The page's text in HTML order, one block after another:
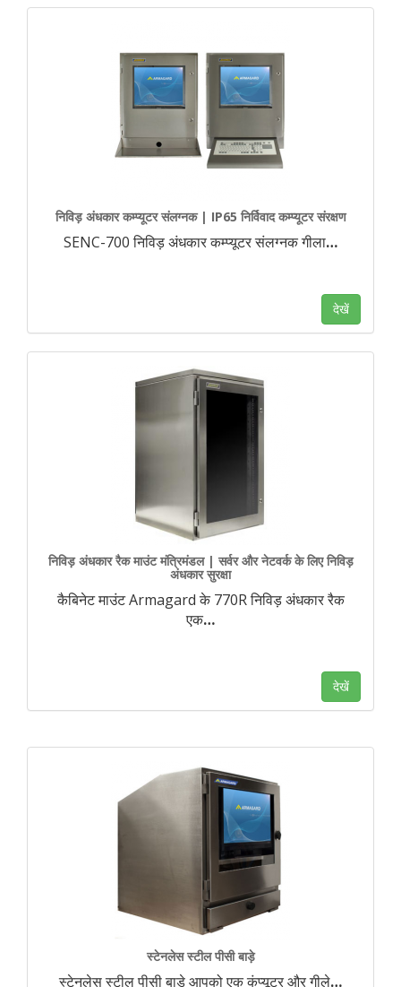
निविड़ अंधकार कम्प्यूटर संलग्नक | IP65 निर्विवाद कम्प्यूटर संरक्षण
SENC-700 निविड़ अंधकार कम्प्यूटर संलग्नक गीला…
देखें
निविड़ अंधकार रैक माउंट मंत्रिमंडल | सर्वर और नेटवर्क के लिए निविड़
अंधकार सुरक्षा
कैबिनेट माउंट Armagard के 770R निविड़ अंधकार रैक
एक…
देखें
स्टेनलेस स्टील पीसी बाड़े
स्टेनलेस स्टील पीसी बाड़े आपको एक कंप्यूटर और गीले…